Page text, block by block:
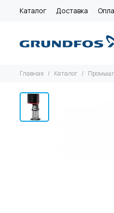
Каталог Доставка
Главная Каталог